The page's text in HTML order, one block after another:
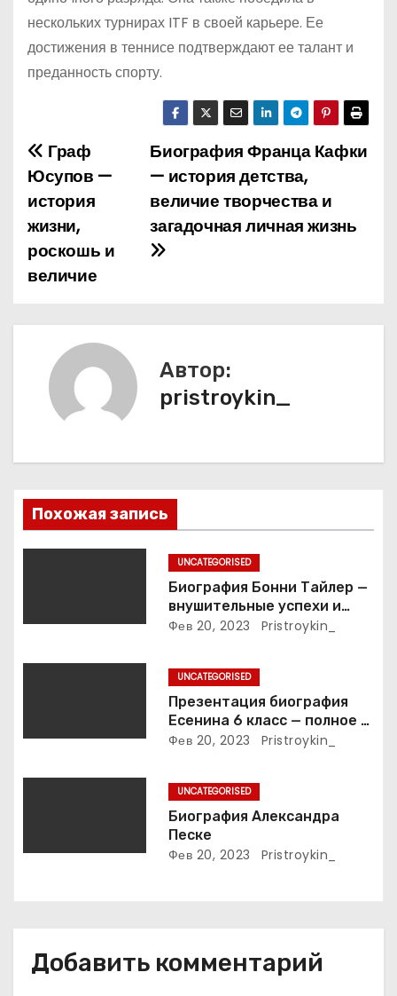
нескольких турнирах ITF в своей карьере. Ее
достижения в теннисе подтверждают ее талант и
преданность спорту.
Н
а
в
и
я
п
о
Биография Франца Кафки
— история детства,
величие творчества и
загадочная личная жизнь
Граф
Юсупов —
история
жизни,
роскошь и
величие
Автор:
pristroykin_
Похожая запись
UNCATEGORISED
Биография Бонни Тайлер —
внушительные успехи и
интимные подробности
Фев 20, 2023 Pristroykin_
UNCATEGORISED
Презентация биография
Есенина 6 класс — полное и
подробное описание жизни
Фев 20, 2023 Pristroykin_
UNCATEGORISED
Биография Александра
Песке
Фев 20, 2023 Pristroykin_
Добавить комментарий